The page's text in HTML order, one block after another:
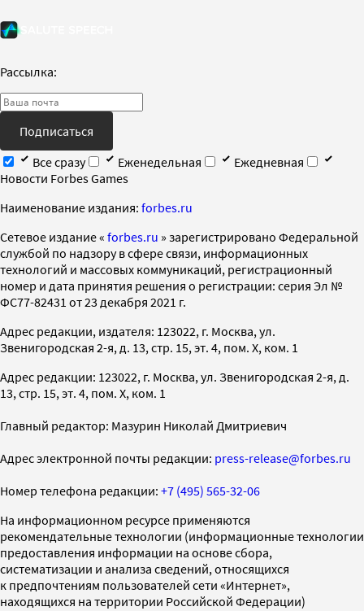
Рассылка:
Подписаться
Все сразу
Еженедельная
Ежедневная
Новости Forbes Games
Наименование издания: forbes.ru
Cетевое издание « forbes.ru » зарегистрировано Федеральной
службой по надзору в сфере связи, информационных
технологий и массовых коммуникаций, регистрационный
номер и дата принятия решения о регистрации: серия Эл №
ФС77-82431 от 23 декабря 2021 г.
Адрес редакции, издателя: 123022, г. Москва, ул.
Звенигородская 2-я, д. 13, стр. 15, эт. 4, пом. X, ком. 1
Адрес редакции: 123022, г. Москва, ул. Звенигородская 2-я, д.
13, стр. 15, эт. 4, пом. X, ком. 1
Главный редактор: Мазурин Николай Дмитриевич
Адрес электронной почты редакции: press-release@forbes.ru
Номер телефона редакции: +7 (495) 565-32-06
На информационном ресурсе применяются
рекомендательные технологии (информационные технологии
предоставления информации на основе сбора,
систематизации и анализа сведений, относящихся
к предпочтениям пользователей сети «Интернет»,
находящихся на территории Российской Федерации)